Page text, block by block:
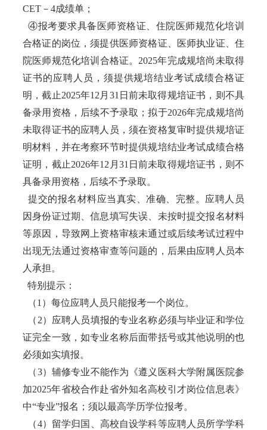
CET－4成绩单；
④报考要求具备医师资格证、住院医师规范化培训
合格证的岗位，须提供医师资格证、医师执业证、住
院医师规范化培训合格证。2025年完成规培尚未取得
证书的应聘人员，须提供规培结业考试成绩合格证
明，截止2025年12月31日前未取得规培证书，则不具
备录用资格，后续不予录取；拟于2026年完成规培尚
未取得证书的应聘人员，须在资格复审时提供规培证
明材料，并在考察环节时提供规培结业考试成绩合格
证明，截止2026年12月31日前未取得规培证书，则不
具备录用资格，后续不予录取。
提交的报名材料应当真实、准确、完整。应聘人员
因身份证过期、信息填写失误、未按时提交报名材料
等原因，导致网上资格审核未通过或后续考试过程中
出现无法通过资格审查等问题的，后果由应聘人员本
人承担。
特别提示：
（1）每位应聘人员只能报考一个岗位。
（2）应聘人员填报的专业名称必须与毕业证和学位
证完全一致，如专业名称后面带括号或其他说明的也
必须如实填报。
（3）辅修专业不能作为《遵义医科大学附属医院参
加2025年省校合作赴省外知名高校引才岗位信息表》
中“专业”报名；须以最高学历学位报考。
（4）留学归国、高校自设学科等应聘人员所学学科